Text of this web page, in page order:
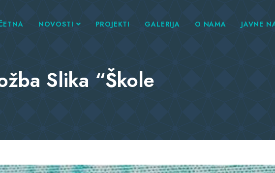
NOVOSTI PROJEKTI GALERIJA O NAMA JAVNE
Slika “Škole